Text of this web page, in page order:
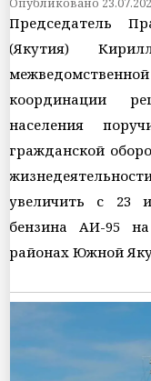
Опубликовано
Председатель
(Якутия)
координации
населения
гражданской
увеличить с 23
бензина АИ-95
районах Южной